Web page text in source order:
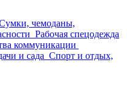
чемоданы,
Рабочая спецодежда
коммуникации
и сада Спорт и отдых,